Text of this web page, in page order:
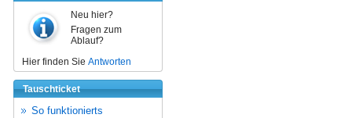
Neu hier?
Fragen zum
Ablauf?
Hier finden Sie Antworten
Tauschticket
So funktionierts